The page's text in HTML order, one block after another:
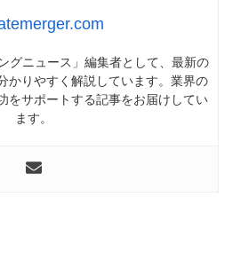
グニュース」編集者として、最新の
かりやすく解説しています。業界の
をサポートする記事をお届けしてい
ます。